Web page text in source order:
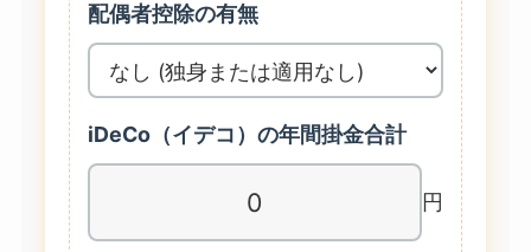
配偶者控除の有無
iDeCo（イデコ）の年間掛金合計
円